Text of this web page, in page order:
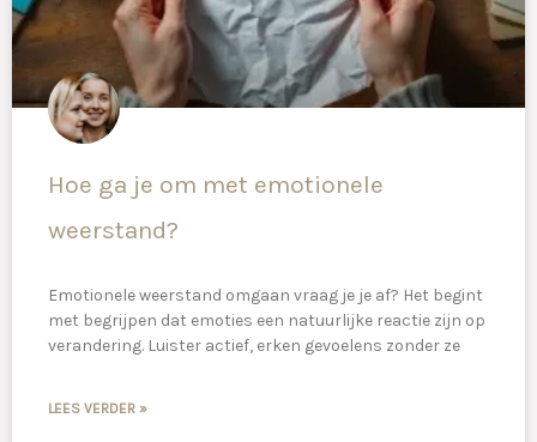
Hoe ga je om met emotionele
weerstand?
Emotionele weerstand omgaan vraag je je af? Het begint
met begrijpen dat emoties een natuurlijke reactie zijn op
verandering. Luister actief, erken gevoelens zonder ze
LEES VERDER »